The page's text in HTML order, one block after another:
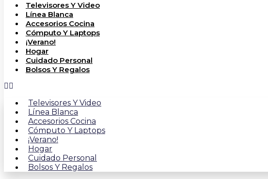
Televisores Y Video
Línea Blanca
Accesorios Cocina
Cómputo Y Laptops
¡Verano!
Hogar
Cuidado Personal
Bolsos Y Regalos
Televisores Y Video
Línea Blanca
Accesorios Cocina
Cómputo Y Laptops
¡Verano!
Hogar
Cuidado Personal
Bolsos Y Regalos